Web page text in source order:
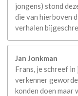
jongens) stond
die van hierboven
verhalen
Jan Jonkman
Frans, je schreef
verkenner
konden doen maar